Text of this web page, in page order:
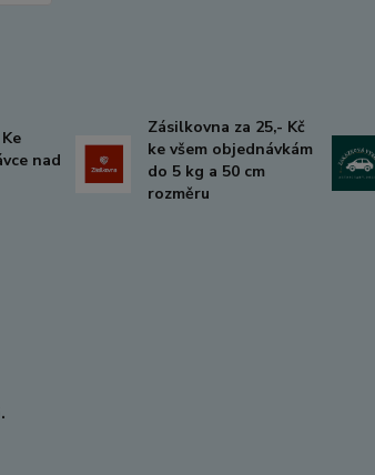
nad
Zásilkovna za 25,- Kč
ke všem objednávkám
do 5 kg a 50 cm
rozměru